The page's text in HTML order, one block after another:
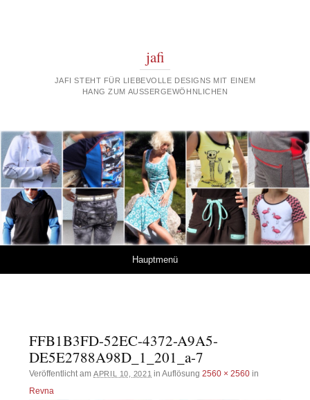
jafi
JAFI STEHT FÜR LIEBEVOLLE DESIGNS MIT EINEM
HANG ZUM AUSSERGEWÖHNLICHEN
Hauptmenü
FFB1B3FD-52EC-4372-A9A5-
DE5E2788A98D_1_201_a-7
Veröffentlicht amAPRIL 10, 2021 in Auflösung2560 × 2560 in
Revna